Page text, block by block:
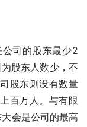
司的股东最少2
股东人数少，不
股东则没有数量
百万人。与有限
会是公司的最高